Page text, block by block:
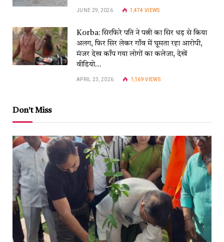
JUNE 29, 2026 1,474VIEWS
Korba: सिरफिरे पति ने पत्नी का सिर धड़ से किया
अलग, फिर सिर लेकर गाँव में घूमता रहा आरोपी,
मंजर देख काँप गया लोगों का कलेजा, देखें
वीडियो…
APRIL 23, 2026 1,169VIEWS
Don't Miss